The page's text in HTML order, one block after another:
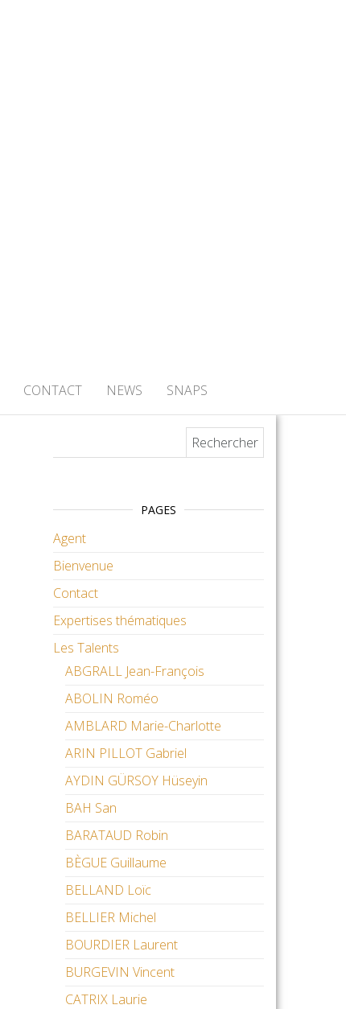
CONTACT NEWS SNAPS
PAGES
Agent
Bienvenue
Contact
Expertises thématiques
Les Talents
ABGRALL Jean-François
ABOLIN Roméo
AMBLARD Marie-Charlotte
ARIN PILLOT Gabriel
AYDIN GÜRSOY Hüseyin
BAH San
BARATAUD Robin
BÈGUE Guillaume
BELLAND Loïc
BELLIER Michel
BOURDIER Laurent
BURGEVIN Vincent
CATRIX Laurie